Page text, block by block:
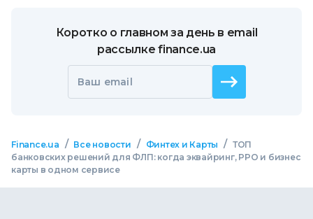
Коротко о главном за день в email
рассылке finance.ua
Ваш email
Finance.ua / Все новости / Финтех и Карты / ТОП
банковских решений для ФЛП: когда эквайринг, РРО и бизнес
карты в одном сервисе